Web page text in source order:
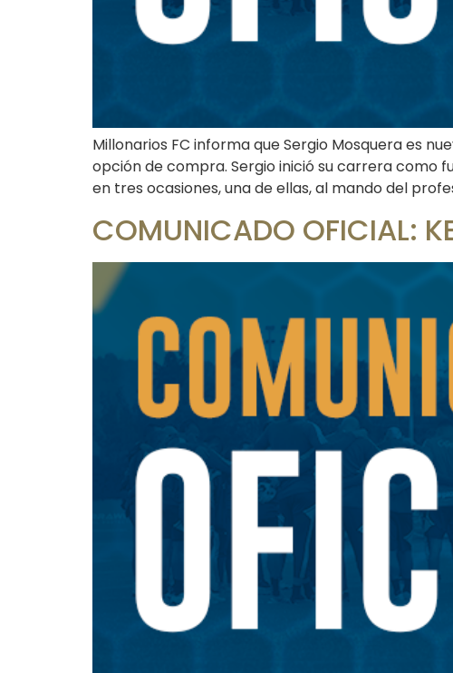
Millonarios FC informa que Sergio Mosquera es
opción de compra. Sergio inició su carrera como
en tres ocasiones, una de ellas, al mando del
COMUNICADO OFICIAL: